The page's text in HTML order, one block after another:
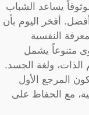
يساعد الشباب
أفخر اليوم بأن
النفسية
متنوعاً يشمل
الذات، ولغة الجسد.
المرجع الأول
مع الحفاظ على